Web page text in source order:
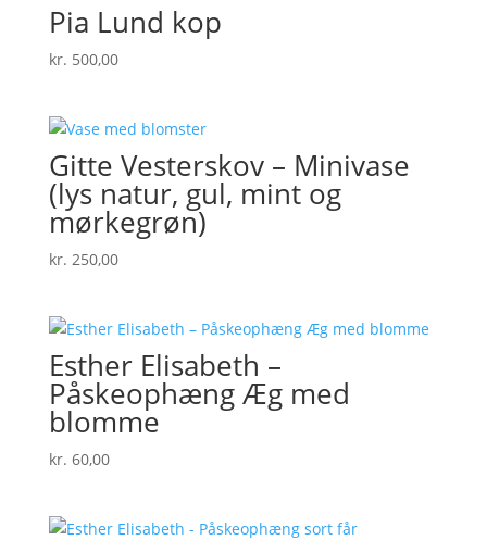
Pia Lund kop
kr. 500,00
Gitte Vesterskov – Minivase
(lys natur, gul, mint og
mørkegrøn)
kr. 250,00
Esther Elisabeth –
Påskeophæng Æg med
blomme
kr. 60,00